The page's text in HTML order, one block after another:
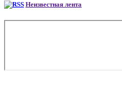
Неизвестная лента